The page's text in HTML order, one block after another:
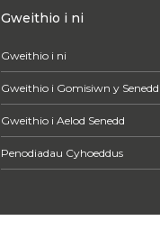
Gweithio i ni
Gweithio i ni
Gweithio i Gomisiwn y Senedd
Gweithio i Aelod Senedd
Penodiadau Cyhoeddus